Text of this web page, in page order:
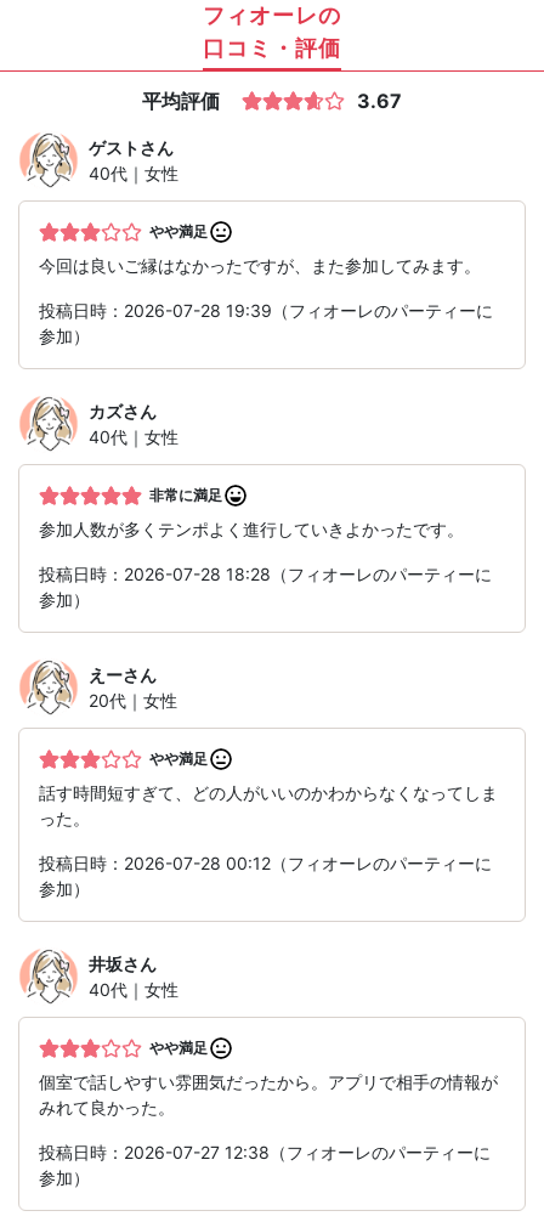
フィオーレの
口コミ・評価
平均評価 3.67
ゲストさん
40代｜女性
やや満足
今回は良いご縁はなかったですが、また参加してみます。
投稿日時：2026-07-28 19:39（フィオーレのパーティーに
参加）
カズさん
40代｜女性
非常に満足
参加人数が多くテンポよく進行していきよかったです。
投稿日時：2026-07-28 18:28（フィオーレのパーティーに
参加）
えーさん
20代｜女性
やや満足
話す時間短すぎて、どの人がいいのかわからなくなってしま
った。
投稿日時：2026-07-28 00:12（フィオーレのパーティーに
参加）
井坂さん
40代｜女性
やや満足
個室で話しやすい雰囲気だったから。アプリで相手の情報が
みれて良かった。
投稿日時：2026-07-27 12:38（フィオーレのパーティーに
参加）